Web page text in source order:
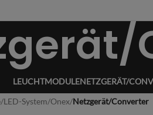
LEUCHTMODULENETZGERÄT/
/LED-System/Onex/Netzgerät/Converter